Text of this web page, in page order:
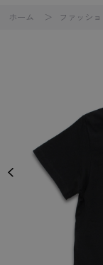
ホーム ファッシ